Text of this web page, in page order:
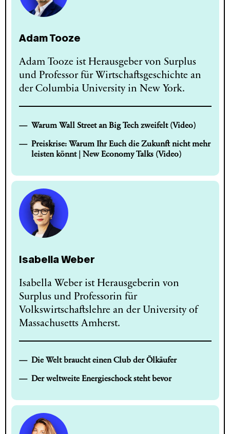
Adam Tooze
Adam Tooze ist Herausgeber von Surplus
und Professor für Wirtschaftsgeschichte an
der Columbia University in New York.
Warum Wall Street an Big Tech zweifelt (Video)
Preiskrise: Warum Ihr Euch die Zukunft nicht mehr
leisten könnt | New Economy Talks (Video)
Isabella Weber
Isabella Weber ist Herausgeberin von
Surplus und Professorin für
Volkswirtschaftslehre an der University of
Massachusetts Amherst.
Die Welt braucht einen Club der Ölkäufer
Der weltweite Energieschock steht bevor